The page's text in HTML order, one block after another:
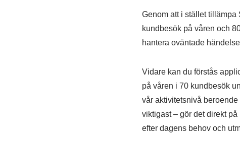
Genom att i stället
kundbesök på våren och
hantera oväntade
Vidare kan du förstås
på våren i 70 kundbesök
vår aktivitetsnivå
viktigast – gör det direkt
efter dagens behov och